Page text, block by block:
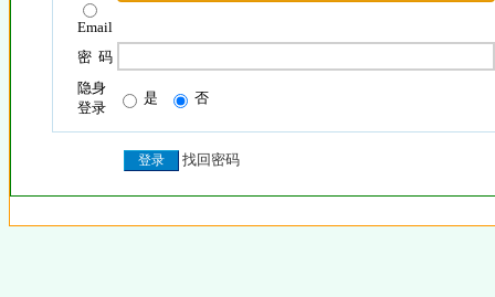
Email
密 码
隐身
登录
是 否
找回密码